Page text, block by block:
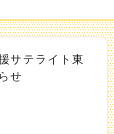
サテライト東
せ